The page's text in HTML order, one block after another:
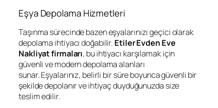
Eşya Depolama Hizmetleri
Taşınma sürecinde bazen eşyalarınızı geçici olarak
depolama ihtiyacı doğabilir. Etiler Evden Eve
Nakliyat firmaları, bu ihtiyacı karşılamak için
güvenli ve modern depolama alanları
sunar. Eşyalarınız, belirli bir süre boyunca güvenli bir
şekilde depolanır ve ihtiyaç duyduğunuzda size
teslim edilir.